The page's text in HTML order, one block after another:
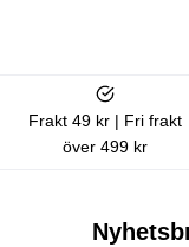
Frakt 49 kr | Fri frakt
över 499 kr